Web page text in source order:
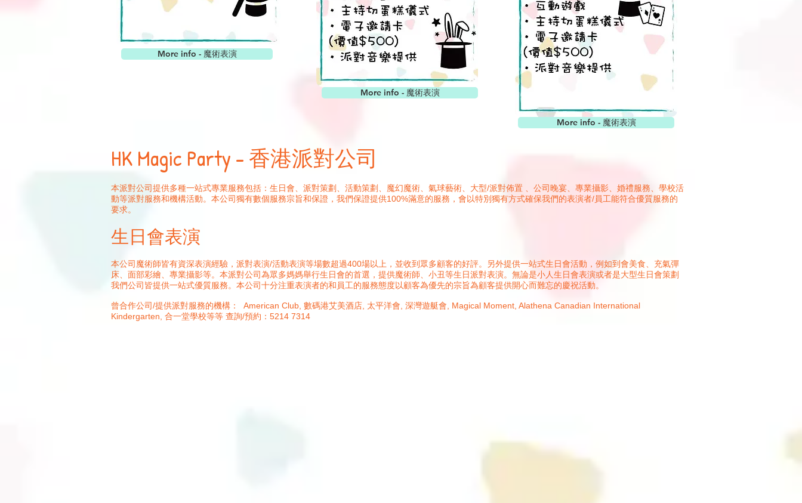
More info - 魔術表演
More info - 魔術表演
More info - 魔術表演
HK Magic Party - 香港派對公司
本派對公司提供多種一站式專業服務包括：生日會、派對策劃、活動策劃、魔幻魔術、氣球藝術、大型/派對佈置 、公司晚宴、專業攝影、婚禮服務、學校活
動等派對服務和機構活動。本公司獨有數個服務宗旨和保證，我們保證提供100%滿意的服務，會以特別獨有方式確保我們的表演者/員工能符合優質服務的
要求。
生日會表演
本公司魔術師皆有資深表演經驗，派對表演/活動表演等場數超過400場以上，並收到眾多顧客的好評。另外提供一站式生日會活動，例如到會美食、充氣彈
床、面部彩繪、專業攝影等。本派對公司為眾多媽媽舉行生日會的首選，提供魔術師、小丑等生日派對表演。無論是小人生日會表演或者是大型生日會策劃
我們公司皆提供一站式優質服務。本公司十分注重表演者的和員工的服務態度以顧客為優先的宗旨為顧客提供開心而難忘的慶祝活動。
曾合作公司/提供派對服務的機構： American Club, 數碼港艾美酒店, 太平洋會, 深灣遊艇會, Magical Moment, Alathena Canadian International
Kindergarten, 合一堂學校等等 查詢/預約：5214 7314